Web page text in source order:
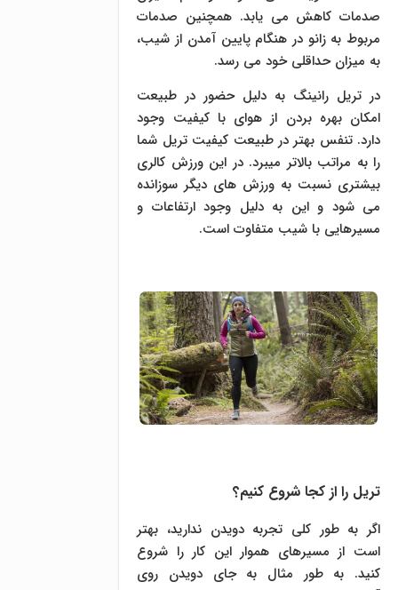
صدمات کاهش می یابد. همچنین صدمات
مربوط به زانو در هنگام پایین آمدن از شیب،
به میزان حداقلی خود می رسد.
در تریل رانینگ به دلیل حضور در طبیعت
امکان بهره بردن از هوای با کیفیت وجود
دارد. تنفس بهتر در طبیعت کیفیت تریل شما
را به مراتب بالاتر میبرد. در این ورزش کالری
بیشتری نسبت به ورزش های دیگر سوزانده
می شود و این به دلیل وجود ارتفاعات و
مسیرهایی با شیب متفاوت است.
تریل را از کجا شروع کنیم؟
اگر به طور کلی تجربه دویدن ندارید، بهتر
است از مسیرهای هموار این کار را شروع
کنید. به طور مثال به جای دویدن روی